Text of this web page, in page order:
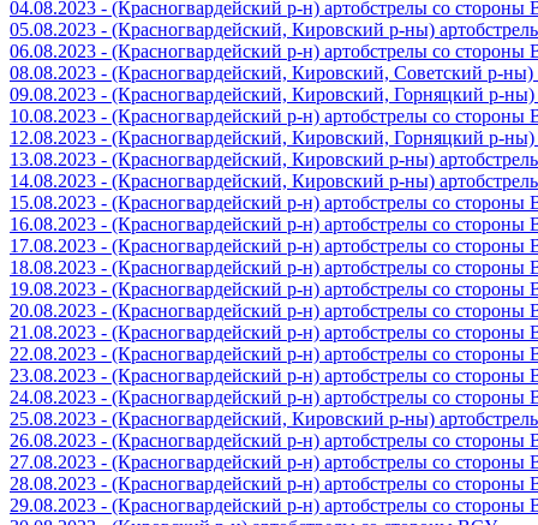
04.08.2023 - (Красногвардейский р-н) артобстрелы со
05.08.2023 - (Красногвардейский, Кировский р-ны)
06.08.2023 - (Красногвардейский р-н) артобстрелы со
08.08.2023 - (Красногвардейский, Кировский, Советский р-
09.08.2023 - (Красногвардейский, Кировский, Горняцкий р-
10.08.2023 - (Красногвардейский р-н) артобстрелы со
12.08.2023 - (Красногвардейский, Кировский, Горняцкий р-
13.08.2023 - (Красногвардейский, Кировский р-ны)
14.08.2023 - (Красногвардейский, Кировский р-ны)
15.08.2023 - (Красногвардейский р-н) артобстрелы со
16.08.2023 - (Красногвардейский р-н) артобстрелы со
17.08.2023 - (Красногвардейский р-н) артобстрелы со
18.08.2023 - (Красногвардейский р-н) артобстрелы со
19.08.2023 - (Красногвардейский р-н) артобстрелы со
20.08.2023 - (Красногвардейский р-н) артобстрелы со
21.08.2023 - (Красногвардейский р-н) артобстрелы со
22.08.2023 - (Красногвардейский р-н) артобстрелы со
23.08.2023 - (Красногвардейский р-н) артобстрелы со
24.08.2023 - (Красногвардейский р-н) артобстрелы со
25.08.2023 - (Красногвардейский, Кировский р-ны)
26.08.2023 - (Красногвардейский р-н) артобстрелы со
27.08.2023 - (Красногвардейский р-н) артобстрелы со
28.08.2023 - (Красногвардейский р-н) артобстрелы со
29.08.2023 - (Красногвардейский р-н) артобстрелы со